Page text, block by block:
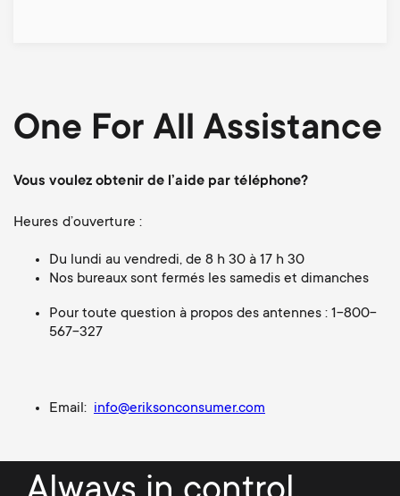
One For All Assistance
Vous voulez obtenir de l’aide par téléphone?
Heures d’ouverture :
Du lundi au vendredi, de 8 h 30 à 17 h 30
Nos bureaux sont fermés les samedis et dimanches
Pour toute question à propos des antennes : 1-800-
567-327
Email: info@eriksonconsumer.com